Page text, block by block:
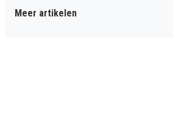
Meer artikelen